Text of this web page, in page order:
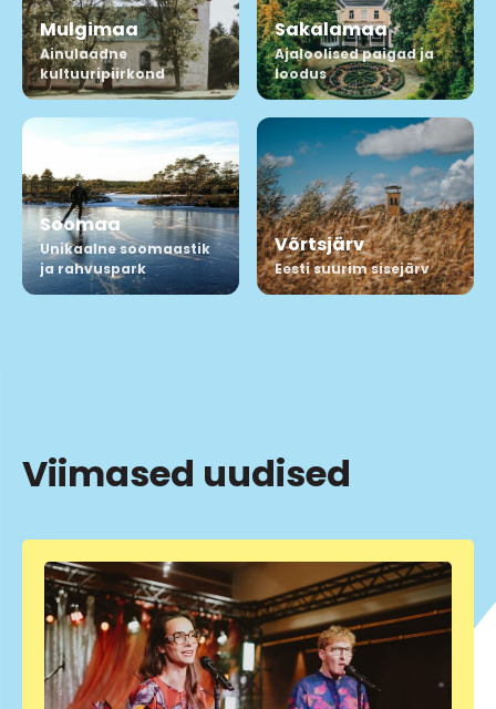
Mulgimaa
Ainulaadne
kultuuripiirkond
Sakalamaa
Ajaloolised paigad ja
loodus
Soomaa
Unikaalne soomaastik
ja rahvuspark
Võrtsjärv
Eesti suurim sisejärv
Viimased uudised